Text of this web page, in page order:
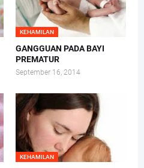
KEHAMILAN
GANGGUAN PADA BAYI
PREMATUR
September 16, 2014
KEHAMILAN